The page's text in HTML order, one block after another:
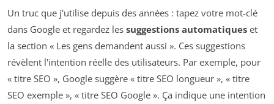
Un truc que j'utilise depuis des années : tapez votre mot-clé
dans Google et regardez les suggestions automatiques et
la section « Les gens demandent aussi ». Ces suggestions
révèlent l'intention réelle des utilisateurs. Par exemple, pour
« titre SEO », Google suggère « titre SEO longueur », « titre
SEO exemple », « titre SEO Google ». Ça indique une intention